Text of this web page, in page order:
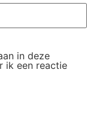
in deze
ik een reactie